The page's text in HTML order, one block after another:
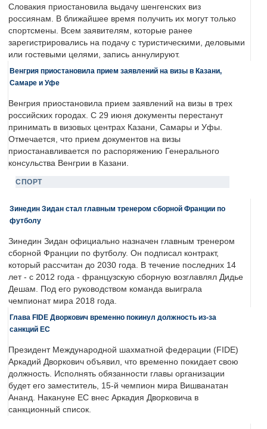
Словакия приостановила выдачу шенгенских виз
россиянам. В ближайшее время получить их могут только
спортсмены. Всем заявителям, которые ранее
зарегистрировались на подачу с туристическими, деловыми
или гостевыми целями, запись аннулируют.
Венгрия приостановила прием заявлений на визы в Казани,
Самаре и Уфе
Венгрия приостановила прием заявлений на визы в трех
российских городах. С 29 июня документы перестанут
принимать в визовых центрах Казани, Самары и Уфы.
Отмечается, что прием документов на визы
приостанавливается по распоряжению Генерального
консульства Венгрии в Казани.
СПОРТ
Зинедин Зидан стал главным тренером сборной Франции по
футболу
Зинедин Зидан официально назначен главным тренером
сборной Франции по футболу. Он подписал контракт,
который рассчитан до 2030 года. В течение последних 14
лет - с 2012 года - французскую сборную возглавлял Дидье
Дешам. Под его руководством команда выиграла
чемпионат мира 2018 года.
Глава FIDE Дворкович временно покинул должность из-за
санкций ЕС
Президент Международной шахматной федерации (FIDE)
Аркадий Дворкович объявил, что временно покидает свою
должность. Исполнять обязанности главы организации
будет его заместитель, 15-й чемпион мира Вишванатан
Ананд. Накануне ЕС внес Аркадия Дворковича в
санкционный список.